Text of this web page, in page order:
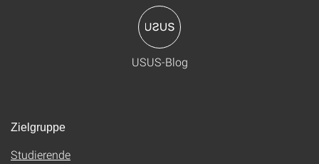
USUS-Blog
Zielgruppe
Studierende